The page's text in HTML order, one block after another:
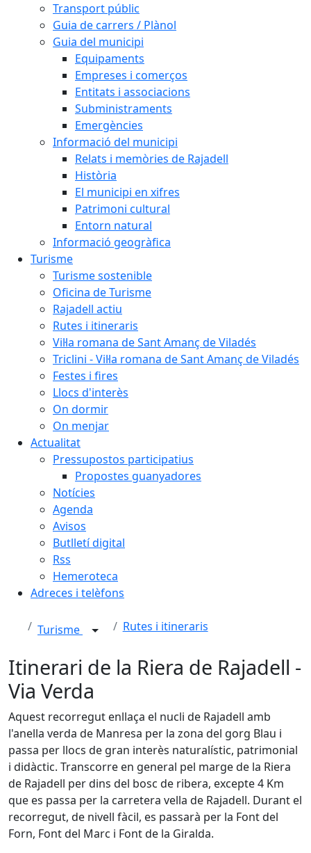
Transport públic
Guia de carrers / Plànol
Guia del municipi
Equipaments
Empreses i comerços
Entitats i associacions
Subministraments
Emergències
Informació del municipi
Relats i memòries de Rajadell
Història
El municipi en xifres
Patrimoni cultural
Entorn natural
Informació geogràfica
Turisme
Turisme sostenible
Oficina de Turisme
Rajadell actiu
Rutes i itineraris
Vil·la romana de Sant Amanç de Viladés
Triclini - Vil·la romana de Sant Amanç de Viladés
Festes i fires
Llocs d'interès
On dormir
On menjar
Actualitat
Pressupostos participatius
Propostes guanyadores
Notícies
Agenda
Avisos
Butlletí digital
Rss
Hemeroteca
Adreces i telèfons
Turisme Rutes i itineraris
Itinerari de la Riera de Rajadell -
Via Verda
Aquest recorregut enllaça el nucli de Rajadell amb
l'anella verda de Manresa per la zona del gorg Blau i
passa per llocs de gran interès naturalístic, patrimonial
i didàctic. Transcorre en general pel marge de la Riera
de Rajadell per dins del bosc de ribera, excepte 4 Km
que es passa per la carretera vella de Rajadell. Durant el
recorregut, de nivell fàcil, es passarà per la Font del
Forn, Font del Marc i Font de la Giralda.